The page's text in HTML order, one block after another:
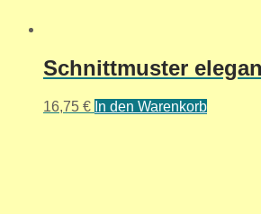
Schnittmuster
16,75 € In den Warenkorb